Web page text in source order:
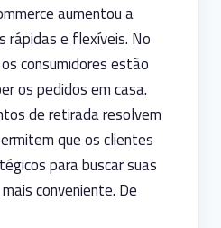
aumentou a
rápidas e flexíveis. No
consumidores estão
os pedidos em casa.
de retirada resolvem
que os clientes
para buscar suas
conveniente. De